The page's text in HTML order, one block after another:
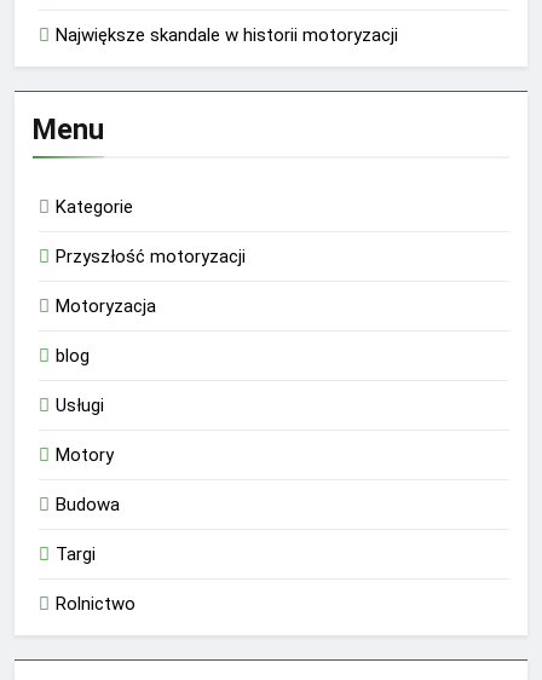
Największe skandale w historii motoryzacji
Menu
Kategorie
Przyszłość motoryzacji
Motoryzacja
blog
Usługi
Motory
Budowa
Targi
Rolnictwo